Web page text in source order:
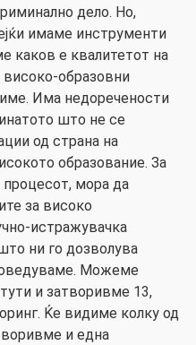
дело. Но,
имаме инструменти
каков е квалитетот на
образовни
Има недоречености
што не се
од страна на
образование. За
мора да
за високо
истражувачка
ни го дозволува
Можеме
и затворивме 13,
Ќе видиме колку од
и една